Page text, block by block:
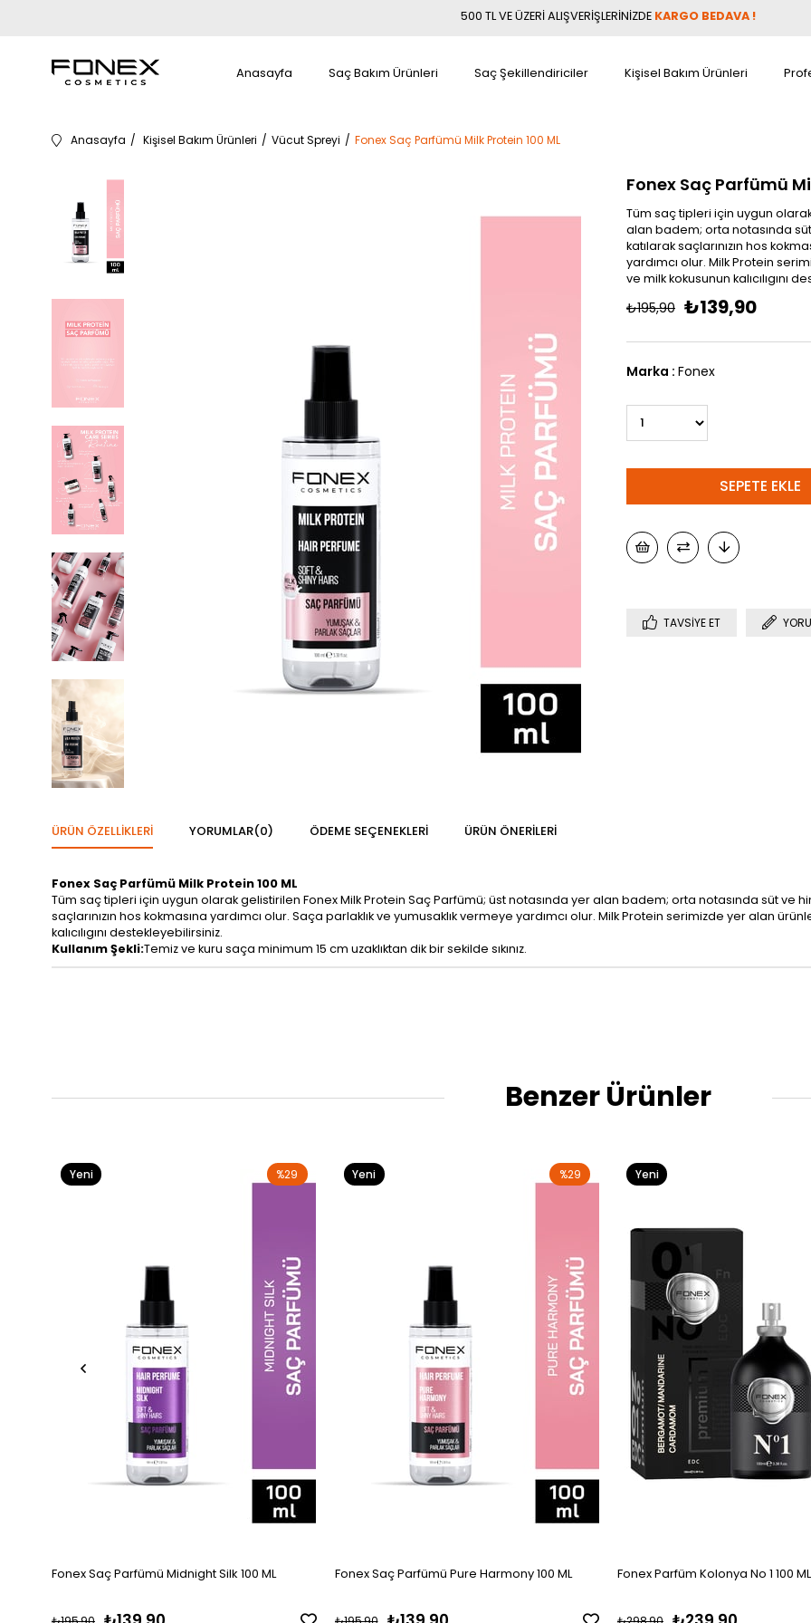
500 TL VE ÜZERİ ALIŞVERİŞLERİNİZDE KARGO BEDAVA !
Anasayfa Saç Bakım Ürünleri Saç Şekillendiriciler Kişisel Bakım Ürünleri
Anasayfa Kişisel Bakım Ürünleri Vücut Spreyi Fonex Saç Parfümü Milk Protein 100 ML
Fonex Saç Parfümü
Tüm saç tipleri için uygun
alan badem; orta notasında
katılarak saçlarınızın hos
yardımcı olur. Milk Protein
ve milk kokusunun kalıcılıgını
₺195,90 ₺139,90
Marka : Fonex
TAVSIYE ET
ÜRÜN ÖZELLIKLERI YORUMLAR(0) ÖDEME SEÇENEKLERI ÜRÜN ÖNERILERI
Fonex Saç Parfümü Milk Protein 100 ML
Tüm saç tipleri için uygun olarak gelistirilen Fonex Milk Protein Saç Parfümü; üst notasında yer alan badem; orta notasında süt ve
saçlarınızın hos kokmasına yardımcı olur. Saça parlaklık ve yumusaklık vermeye yardımcı olur. Milk Protein serimizde yer alan
kalıcılıgını destekleyebilirsiniz.
Kullanım Şekli:Temiz ve kuru saça minimum 15 cm uzaklıktan dik bir sekilde sıkınız.
Benzer Ürünler
Fonex Saç Parfümü Midnight Silk 100 ML
%29
Yeni
Fonex Saç Parfümü Pure Harmony 100 ML
%29
Yeni
Fonex Parfüm Kolonya No 1 100 ML
Yeni